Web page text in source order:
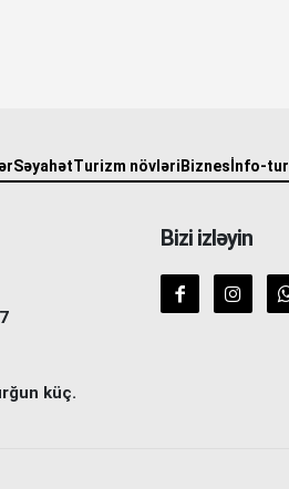
SəyahətTurizm növləri Biznes İnfo-
küç.
Bizi izləyin